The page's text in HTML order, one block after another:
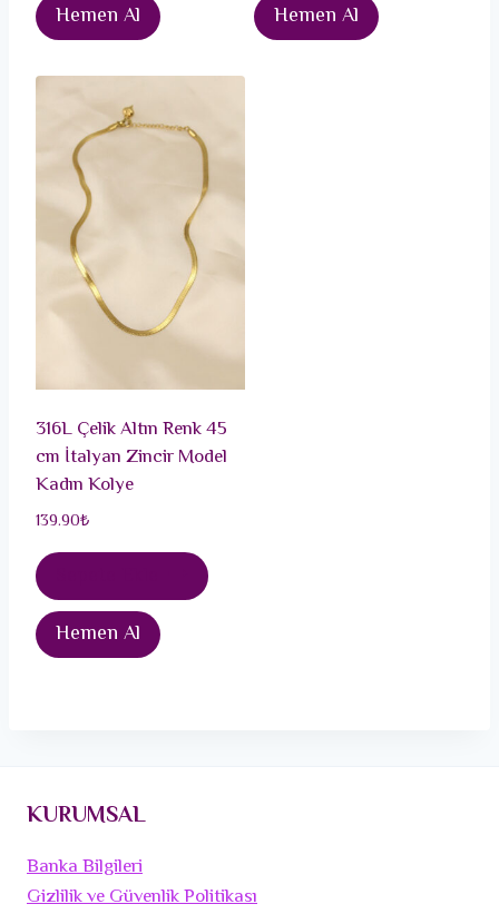
Hemen Al
Hemen Al
316L Çelik Altın Renk 45
cm İtalyan Zincir Model
Kadın Kolye
139.90₺
Hemen Al
KURUMSAL
Banka Bilgileri
Gizlilik ve Güvenlik Politikası